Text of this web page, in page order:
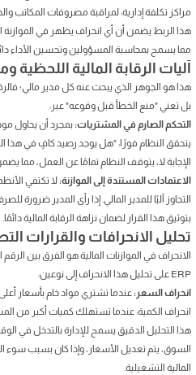
مراكز تكلفة إدارية: لمراقبة مصروفات المكاتب
هذا الربط يضمن أن أي انحراف يظهر في الموازنة
مما يسمح بمحاسبة المسؤولين وتحسين الأداء
آليات الرقابة المالية اللحظية
هذا هو الجوهر الذي يبحث عنه كل مدير مالي؛
بل تعني "منع الخطأ قبل وقوعه" عبر:
التحكم الصارم في المشتريات: بمجرد أن يحاول
يتحقق النظام فورًا: "هل يوجد رصيد كافٍ في هذا
الإجابة لا، يتوقف النظام تمامًا عن العمل، مما
الاعتمادات المستندة إلى الموازنة: لا تكتفي
التجاوز آليًا للمدير المالي. إذا رأى المدير ضرورة
بتوثيق هذا القرار لضمان نزاهة الرقابة المالية دائمًا.
تحليل الانحرافات والقرارات
الانحراف في الموازنات المالية هو الفرق بين
ERP على تحليل هذا الانحراف إلى نوعين:
انحراف السعر: عندما تشتري مواد خام بأسعار
انحراف الكمية: عندما تستهلك كميات أكبر من
هذا التحليل الدقيق يسمح للإدارة بالتدخل في
السوق، يتم تعديل الأسعار، وإذا كان بسبب سوء
المالية التشغيلية.